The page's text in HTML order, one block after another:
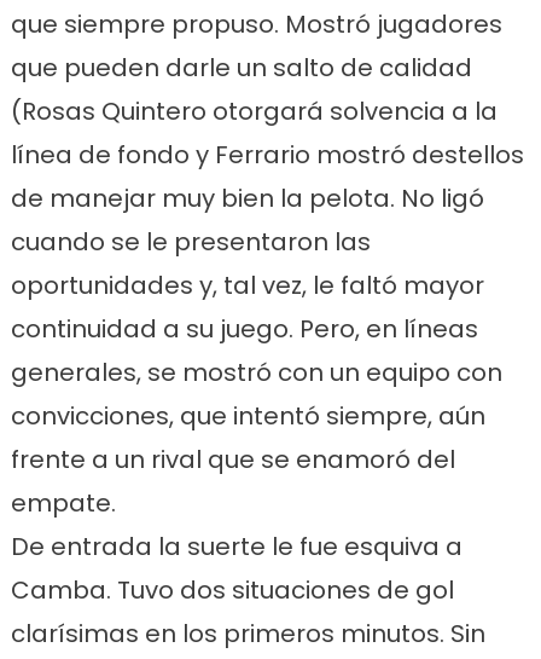
que siempre propuso. Mostró jugadores
que pueden darle un salto de calidad
(Rosas Quintero otorgará solvencia a la
línea de fondo y Ferrario mostró destellos
de manejar muy bien la pelota. No ligó
cuando se le presentaron las
oportunidades y, tal vez, le faltó mayor
continuidad a su juego. Pero, en líneas
generales, se mostró con un equipo con
convicciones, que intentó siempre, aún
frente a un rival que se enamoró del
empate.
De entrada la suerte le fue esquiva a
Camba. Tuvo dos situaciones de gol
clarísimas en los primeros minutos. Sin